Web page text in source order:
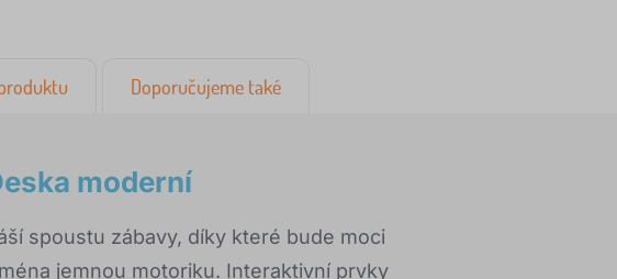
Doporučujeme také
moderní
spoustu zábavy, díky které bude moci
jemnou motoriku. Interaktivní prvky